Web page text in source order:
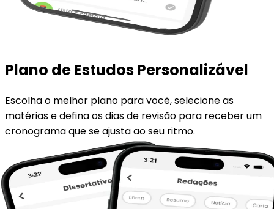
Plano de Estudos Personalizável
Escolha o melhor plano para você, selecione as
matérias e defina os dias de revisão para receber um
cronograma que se ajusta ao seu ritmo.